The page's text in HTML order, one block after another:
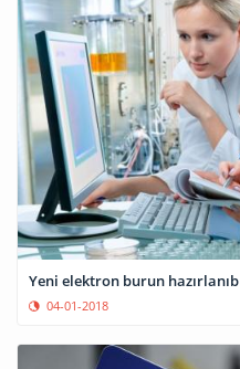
Yeni elektron burun hazırlanıb
04-01-2018